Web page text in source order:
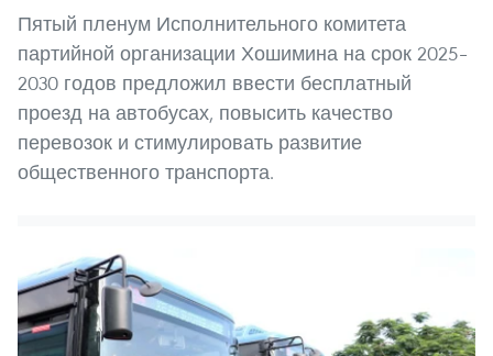
Пятый пленум Исполнительного комитета
партийной организации Хошимина на срок 2025–
2030 годов предложил ввести бесплатный
проезд на автобусах, повысить качество
перевозок и стимулировать развитие
общественного транспорта.